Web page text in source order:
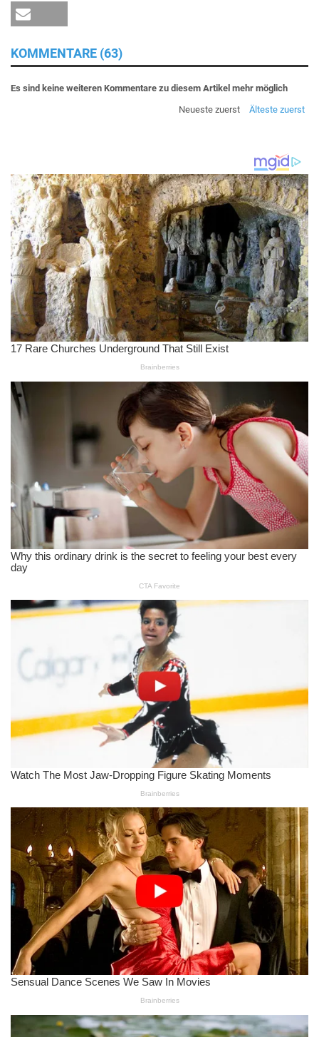
KOMMENTARE (63)
Es sind keine weiteren Kommentare zu diesem Artikel mehr möglich
Neueste zuerst
Älteste zuerst